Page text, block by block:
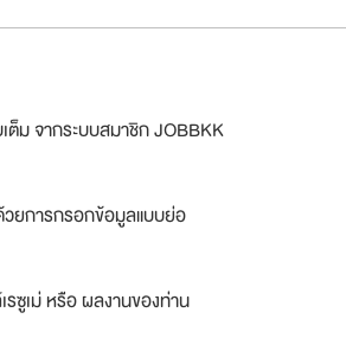
ต็ม จากระบบสมาชิก JOBBKK
วยการกรอกข้อมูลแบบย่อ
ซูเม่ หรือ ผลงานของท่าน